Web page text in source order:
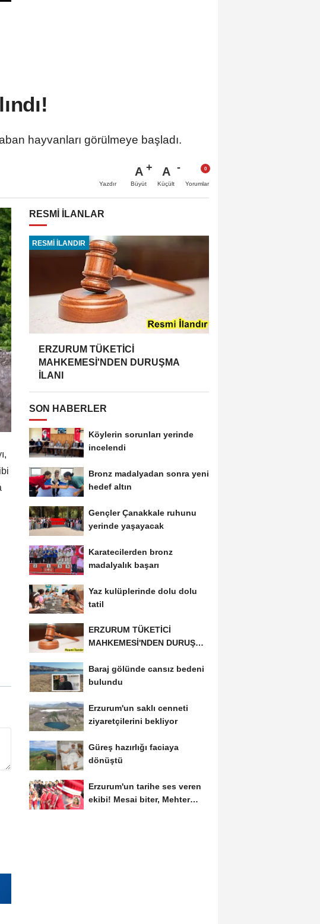
hayvanları görülmeye başladı.
Yazdır
A
Büyüt
A
Küçült Yorumlar
RESMİ İLANLAR
RESMİ İLANDIR
ERZURUM TÜKETİCİ
MAHKEMESİ'NDEN DURUŞMA
İLANI
SON HABERLER
Köylerin sorunları yerinde
incelendi
Bronz madalyadan sonra yeni
hedef altın
Gençler Çanakkale ruhunu
yerinde yaşayacak
Karatecilerden bronz
madalyalık başarı
Yaz kulüplerinde dolu dolu
tatil
ERZURUM TÜKETİCİ
MAHKEMESİ'NDEN DURUŞMA
Baraj gölünde cansız bedeni
bulundu
Erzurum'un saklı cenneti
ziyaretçilerini bekliyor
Güreş hazırlığı faciaya
dönüştü
Erzurum'un tarihe ses veren
ekibi! Mesai biter, Mehter